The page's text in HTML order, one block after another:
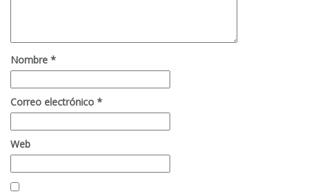
Nombre *
Correo electrónico *
Web